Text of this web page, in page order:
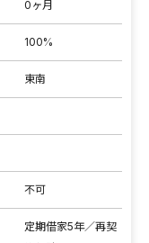
0ヶ月
100%
東南
不可
定期借家5年／再契